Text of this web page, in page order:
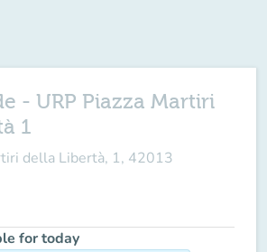
- URP Piazza Martiri
1
della Libertà, 1, 42013
for today